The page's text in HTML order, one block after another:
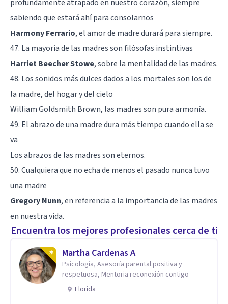
profundamente atrapado en nuestro corazón, siempre
sabiendo que estará ahí para consolarnos
Harmony Ferrario, el amor de madre durará para siempre.
47. La mayoría de las madres son filósofas instintivas
Harriet Beecher Stowe, sobre la mentalidad de las madres.
48. Los sonidos más dulces dados a los mortales son los de
la madre, del hogar y del cielo
William Goldsmith Brown, las madres son pura armonía.
49. El abrazo de una madre dura más tiempo cuando ella se
va
Los abrazos de las madres son eternos.
50. Cualquiera que no echa de menos el pasado nunca tuvo
una madre
Gregory Nunn, en referencia a la importancia de las madres
en nuestra vida.
Encuentra los mejores profesionales cerca de ti
Martha Cardenas A
Psicología, Asesoría parental positiva y
respetuosa, Mentoria reconexión contigo
Florida